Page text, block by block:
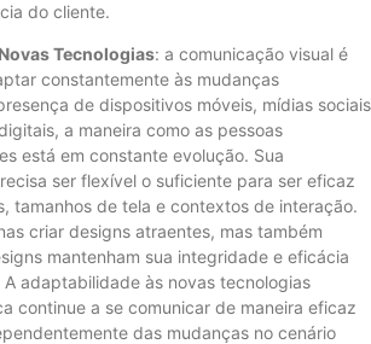
do cliente.
Tecnologias: a comunicação visual é
constantemente às mudanças
de dispositivos móveis, mídias sociais
a maneira como as pessoas
está em constante evolução. Sua
ser flexível o suficiente para ser eficaz
tamanhos de tela e contextos de interação.
criar designs atraentes, mas também
mantenham sua integridade e eficácia
adaptabilidade às novas tecnologias
continue a se comunicar de maneira eficaz
das mudanças no cenário